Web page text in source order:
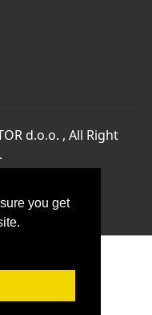
you get
d.o.o. , All Right
doo